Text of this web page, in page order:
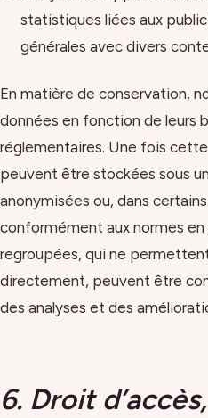
statistiques liées aux
générales avec divers
En matière de conservation,
données en fonction de leurs
réglementaires. Une fois
peuvent être stockées sous
anonymisées ou, dans
conformément aux normes en
regroupées, qui ne
directement, peuvent être
des analyses et des
6. Droit